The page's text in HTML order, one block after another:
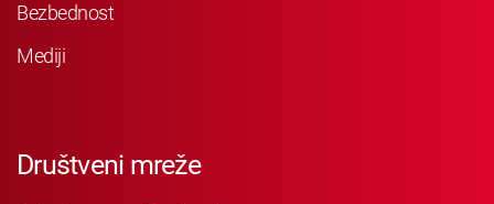
Bezbednost
Mediji
Društveni mreže